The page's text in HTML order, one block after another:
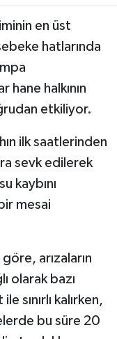
en üst
hatlarında
hane halkının
etkiliyor.
ilk saatlerinden
sevk edilerek
kaybını
mesai
arızaların
olarak bazı
sınırlı kalırken,
bu süre 20